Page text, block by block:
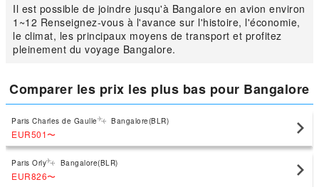
Il est possible de joindre jusqu'à Bangalore en avion environ
1~12 Renseignez-vous à l'avance sur l'histoire, l'économie,
le climat, les principaux moyens de transport et profitez
pleinement du voyage Bangalore.
Comparer les prix les plus bas pour Bangalore
Paris Charles de Gaulle Bangalore(BLR)
EUR501〜
Paris Orly Bangalore(BLR)
EUR826〜